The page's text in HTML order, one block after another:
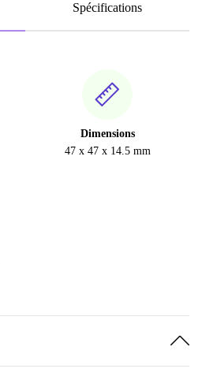
Spécifications
Dimensions
47 x 47 x 14.5 mm